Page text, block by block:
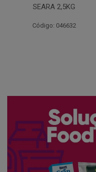
AURORA 5KG
Código: 046371